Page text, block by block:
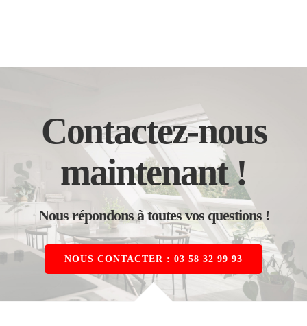
Contactez-nous
maintenant !
Nous répondons à toutes vos questions !
NOUS CONTACTER : 03 58 32 99 93